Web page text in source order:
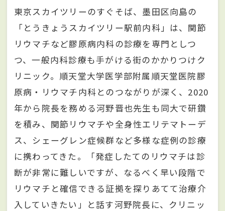
東京スカイツリーのすぐそば、墨田区向島の
「とうきょうスカイツリー駅前内科」は、関節
リウマチなど膠原病内科の診療を専門としつ
つ、一般内科診療も手がける街のかかりつけク
リニック。順天堂大学医学部附属順天堂医院膠
原病・リウマチ内科とのつながりが深く、2020
年から院長を務める河野晋也先生も同大で研鑽
を積み、関節リウマチや全身性エリテマトーデ
ス、シェーグレン症候群など多様な症例の診療
に携わってきた。「発症したてのリウマチは診
断が非常に難しいですが、なるべく早い段階で
リウマチと確信できる証拠を探りあてて治療介
入していきたい」と話す河野院長に、クリニッ